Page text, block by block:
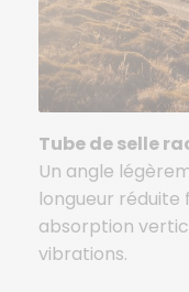
Tube de selle
Un angle
longueur réduite
absorption
vibrations.